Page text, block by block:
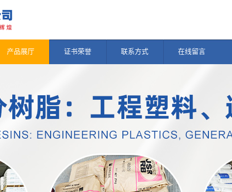
产品展厅 证书荣誉 联系方式 在线留言